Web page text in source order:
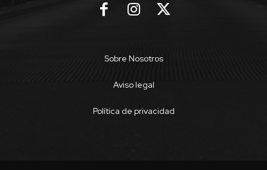
Sobre Nosotros
Aviso legal
Política de privacidad